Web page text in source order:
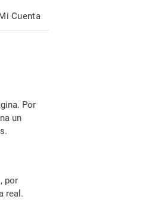
Cuenta
Por
un
por
real.